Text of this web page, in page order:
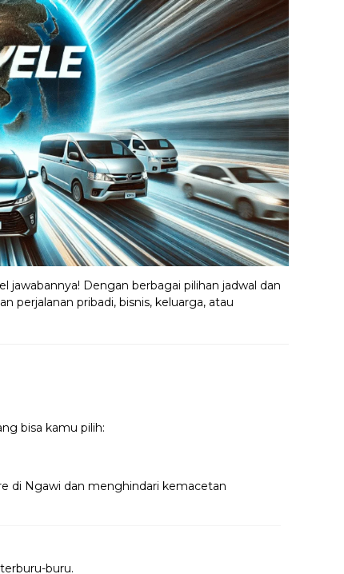
jawabannya! Dengan berbagai pilihan jadwal dan
perjalanan pribadi, bisnis, keluarga, atau
bisa kamu pilih:
di Ngawi dan menghindari kemacetan
buru.